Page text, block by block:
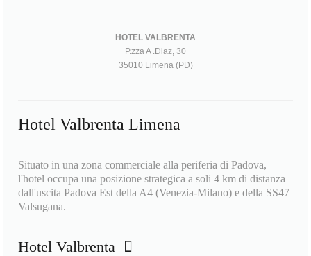
HOTEL VALBRENTA
P.zza A .Diaz, 30
35010 Limena (PD)
Hotel Valbrenta Limena
Situato in una zona commerciale alla periferia di Padova,
l'hotel occupa una posizione strategica a soli 4 km di distanza
dall'uscita Padova Est della A4 (Venezia-Milano) e della SS47
Valsugana.
Hotel Valbrenta